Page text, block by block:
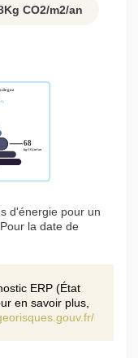
Kg CO2/m2/an
d'énergie pour un
la date de
ERP (État
en savoir plus,